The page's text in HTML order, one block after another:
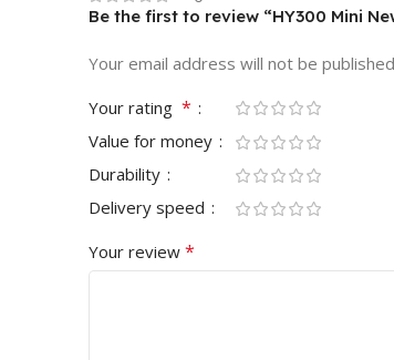
Be the first to review “HY300 Mini
Your email address will not be
Your rating *
Value for money
Durability
Delivery speed
Your review *